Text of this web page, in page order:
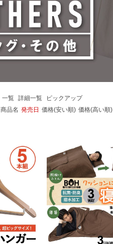
一覧 詳細一覧
ピックアップ
商品名 発売日 価格(安い順) 価格(高い順)